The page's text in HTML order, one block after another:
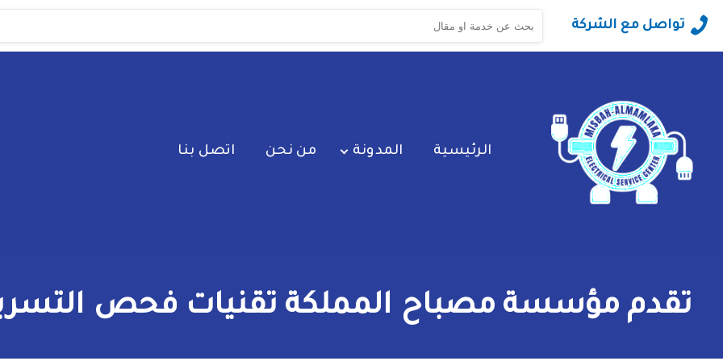
تواصل مع الشركة
البحث
عن:
الرئيسية المدونة من نحن اتصل بنا
تقدم مؤسسة مصباح المملكة تقنيات فحص التسريب